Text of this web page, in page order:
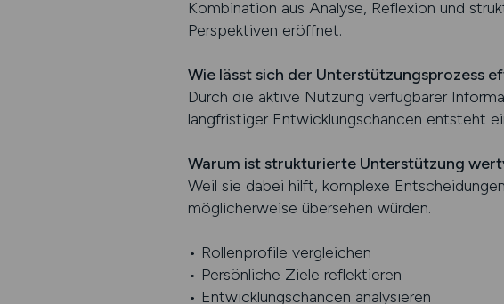
Kombination aus Analyse, Reflexion und
Perspektiven eröffnet.
Wie lässt sich der Unterstützungsprozess
Durch die aktive Nutzung verfügbarer
langfristiger Entwicklungschancen entsteht
Warum ist strukturierte Unterstützung
Weil sie dabei hilft, komplexe
möglicherweise übersehen würden.
• Rollenprofile vergleichen
• Persönliche Ziele reflektieren
• Entwicklungschancen analysieren